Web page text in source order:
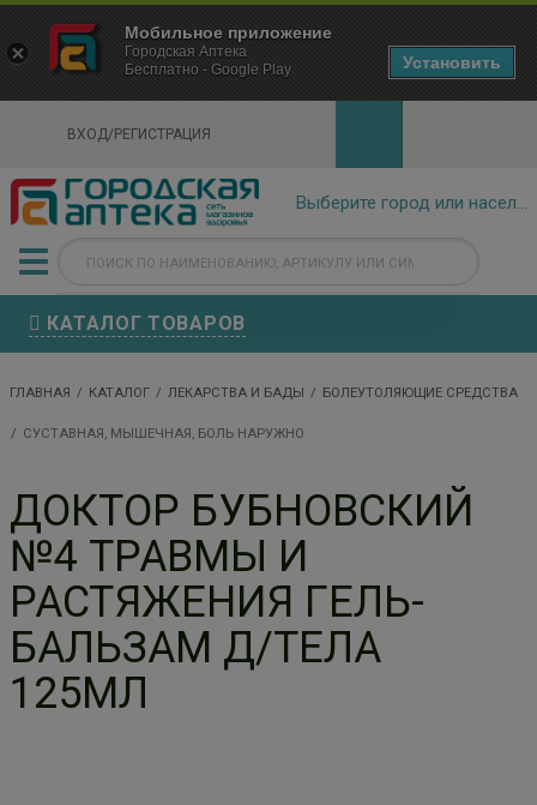
ВХОД/РЕГИСТРАЦИЯ
КАТАЛОГ ТОВАРОВ
ГЛАВНАЯ КАТАЛОГ ЛЕКАРСТВА И БАДЫ БОЛЕУТОЛЯЮЩИЕ СРЕДСТВА
СУСТАВНАЯ, МЫШЕЧНАЯ, БОЛЬ НАРУЖНО
ДОКТОР БУБНОВСКИЙ
№4 ТРАВМЫ И
РАСТЯЖЕНИЯ ГЕЛЬ-
БАЛЬЗАМ Д/ТЕЛА
125МЛ
×
Городская Аптека Маркетплейс
- In Google Play
Мобильное приложение
Городская Аптека
Бесплатно - Google Play
Установить